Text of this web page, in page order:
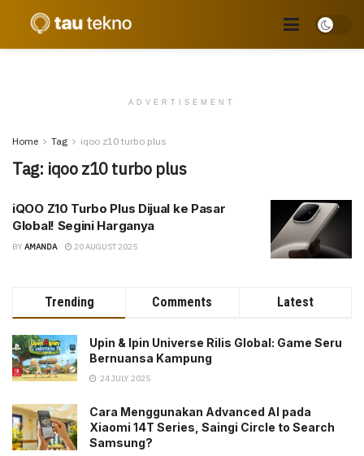
ADVERTISEMENT
Home Tag iqoo z10 turbo plus
Tag: iqoo z10 turbo plus
iQOO Z10 Turbo Plus Dijual ke Pasar
Global! Segini Harganya
BY AMANDA 20 AUGUST 2025
Trending Comments Latest
Upin & Ipin Universe Rilis Global: Game Seru
Bernuansa Kampung
24 JULY 2025
Cara Menggunakan Advanced AI pada
Xiaomi 14T Series, Saingi Circle to Search
Samsung?